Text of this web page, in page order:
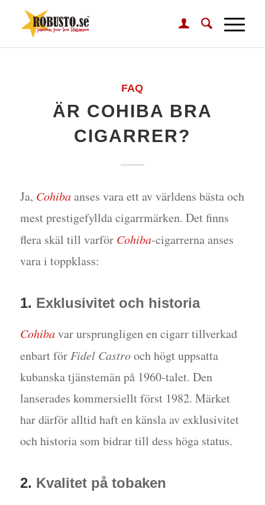
FAQ
ÄR COHIBA BRA
CIGARRER?
Ja, Cohibaanses vara ett av världens bästa och
mest prestigefyllda cigarrmärken. Det finns
flera skäl till varför Cohiba-cigarrerna anses
vara i toppklass:
1. Exklusivitet och historia
Cohibavar ursprungligen en cigarr tillverkad
enbart för Fidel Castrooch högt uppsatta
kubanska tjänstemän på 1960-talet. Den
lanserades kommersiellt först 1982. Märket
har därför alltid haft en känsla av exklusivitet
och historia som bidrar till dess höga status.
2. Kvalitet på tobaken